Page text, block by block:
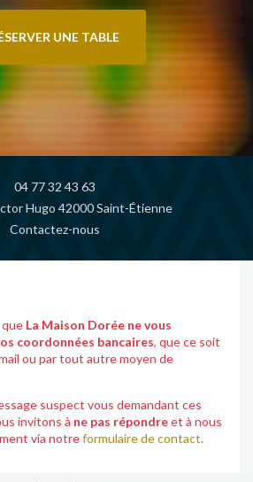
UNE TABLE
04 77 32 43 63
Hugo 42000 Saint-Étienne
Contactez-nous
La Maison Dorée ne vous
coordonnées bancaires, que ce soit
ou par tout autre moyen de
suspect vous demandant ces
invitons à ne pas répondreet à nous
via notreformulaire de contact.